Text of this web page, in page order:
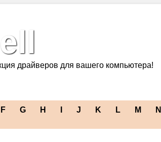
драйверов для вашего компьютера!
F G H J K L M N